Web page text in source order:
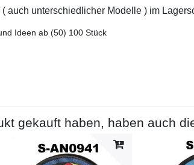
auch unterschiedlicher Modelle ) im
Ideen ab (50) 100 Stück
gekauft haben, haben auch